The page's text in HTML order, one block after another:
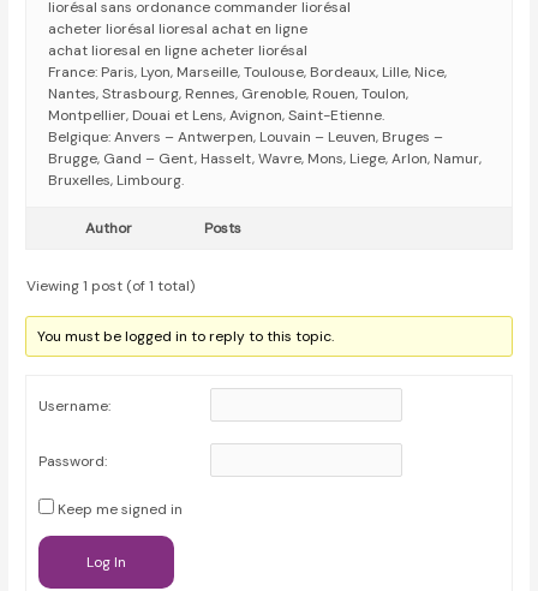
liorésal sans ordonance commander liorésal
acheter liorésal lioresal achat en ligne
achat lioresal en ligne acheter liorésal
France: Paris, Lyon, Marseille, Toulouse, Bordeaux, Lille, Nice,
Nantes, Strasbourg, Rennes, Grenoble, Rouen, Toulon,
Montpellier, Douai et Lens, Avignon, Saint-Etienne.
Belgique: Anvers – Antwerpen, Louvain – Leuven, Bruges –
Brugge, Gand – Gent, Hasselt, Wavre, Mons, Liege, Arlon, Namur,
Bruxelles, Limbourg.
Author Posts
Viewing 1 post (of 1 total)
You must be logged in to reply to this topic.
Username:
Password:
Keep me signed in
Log In